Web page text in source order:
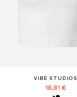
V!BE STUD!OS
18,81 €